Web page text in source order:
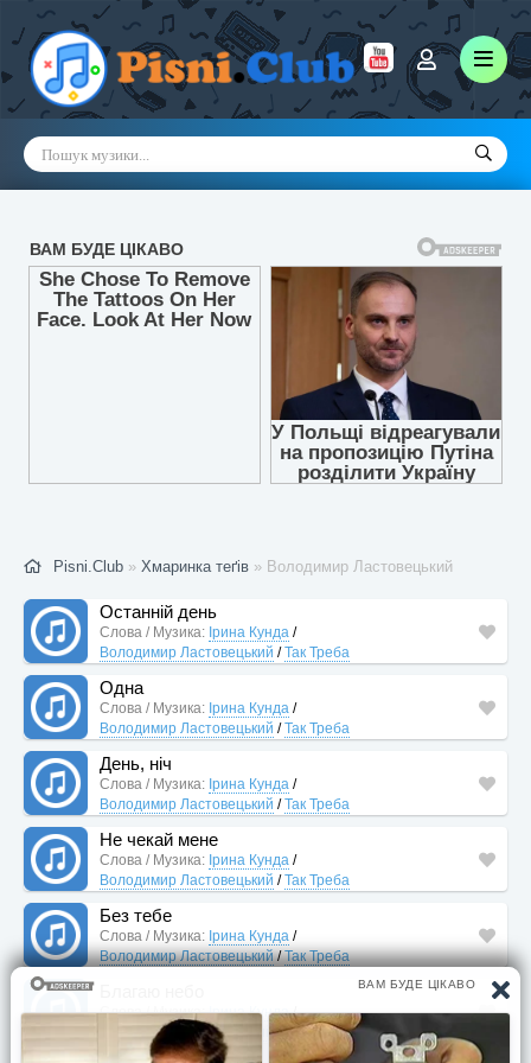
Pisni.Club » Хмаринка теґів » Володимир Ластовецький
Останній день
Слова / Музика: Ірина Кунда /
Володимир Ластовецький /Так Треба
Одна
Слова / Музика: Ірина Кунда /
Володимир Ластовецький /Так Треба
День, ніч
Слова / Музика: Ірина Кунда /
Володимир Ластовецький /Так Треба
Не чекай мене
Слова / Музика: Ірина Кунда /
Володимир Ластовецький /Так Треба
Без тебе
Слова / Музика: Ірина Кунда /
Володимир Ластовецький/Так Треба
Слова / Музика: Ірина Кунда/
Володимир Ластовецький/Так Треба